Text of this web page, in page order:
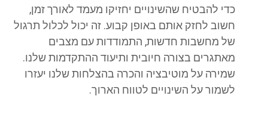
כדי להבטיח שהשינויים יחזיקו מעמד לאורך זמן,
חשוב לחזק אותם באופן קבוע. זה יכול לכלול תרגול
של מחשבות חדשות, התמודדות עם מצבים
מאתגרים בצורה חיובית ותיעוד ההתקדמות שלנו.
שמירה על מוטיבציה והכרה בהצלחות שלנו יעזרו
לשמור על השינויים לטווח הארוך.